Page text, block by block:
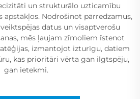
un strukturālo uzticamību
apstākļos. Nodrošinot pārredzamus,
datus un visaptverošu
mēs ļaujam zīmoliem īstenot
izmantojot izturīgu, datiem
kas prioritāri vērta gan ilgtspēju,
gan ietekmi.